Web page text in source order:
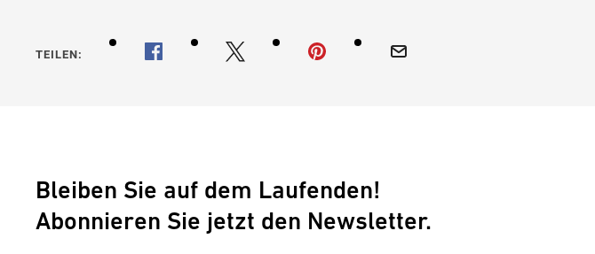
TEILEN:
Bleiben Sie auf dem Laufenden!
Abonnieren Sie jetzt den Newsletter.